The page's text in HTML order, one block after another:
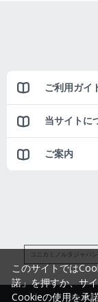
ご利用ガイ
当サイトに
ご案内
コニカミノルタジャパ
コニカミ
このサイトでは
諾」を押すか、サ
Cookieの使用を承